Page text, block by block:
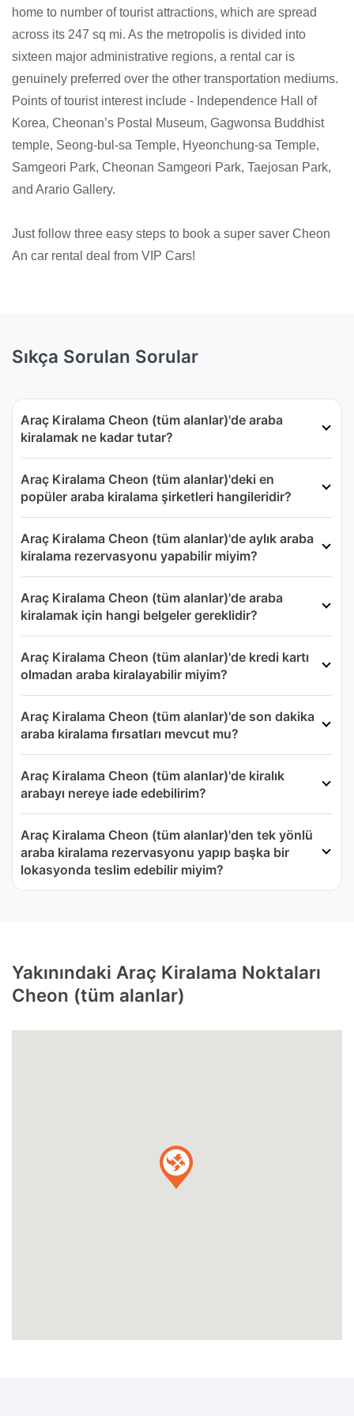
home to number of tourist attractions, which are spread
across its 247 sq mi. As the metropolis is divided into
sixteen major administrative regions, a rental car is
genuinely preferred over the other transportation mediums.
Points of tourist interest include - Independence Hall of
Korea, Cheonan’s Postal Museum, Gagwonsa Buddhist
temple, Seong-bul-sa Temple, Hyeonchung-sa Temple,
Samgeori Park, Cheonan Samgeori Park, Taejosan Park,
and Arario Gallery.
Just follow three easy steps to book a super saver Cheon
An car rental deal from VIP Cars!
Sıkça Sorulan Sorular
Araç Kiralama Cheon (tüm alanlar)'de araba
kiralamak ne kadar tutar?
Araç Kiralama Cheon (tüm alanlar)'deki en
popüler araba kiralama şirketleri hangileridir?
Araç Kiralama Cheon (tüm alanlar)'de aylık araba
kiralama rezervasyonu yapabilir miyim?
Araç Kiralama Cheon (tüm alanlar)'de araba
kiralamak için hangi belgeler gereklidir?
Araç Kiralama Cheon (tüm alanlar)'de kredi kartı
olmadan araba kiralayabilir miyim?
Araç Kiralama Cheon (tüm alanlar)'de son dakika
araba kiralama fırsatları mevcut mu?
Araç Kiralama Cheon (tüm alanlar)'de kiralık
arabayı nereye iade edebilirim?
Araç Kiralama Cheon (tüm alanlar)'den tek yönlü
araba kiralama rezervasyonu yapıp başka bir
lokasyonda teslim edebilir miyim?
Yakınındaki Araç Kiralama Noktaları
Cheon (tüm alanlar)